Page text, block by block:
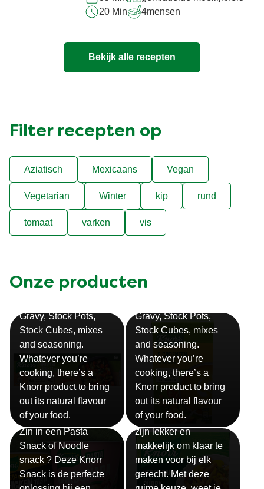
20 Min
4mensen
Bekijk alle recepten
Filter recepten op
Aziatisch Mexicaans Vegan
Vegetarian Winter kip rund
tomaat varken vis
Onze producten
Gravy, Stock Pots,
Stock Cubes, mixes
and seasoning.
Whatever you’re
cooking, there’s a
Knorr product to bring
out its natural flavour
of your food.
Gravy, Stock Pots,
Stock Cubes, mixes
and seasoning.
Whatever you’re
cooking, there’s a
Knorr product to bring
out its natural flavour
of your food.
Snackpots
Zin in een Pasta
Snack of Noodle
snack ? Deze Knorr
Snack is de perfecte
Sauzen
Onze Knorr sauzen
zijn lekker en
makkelijk om klaar te
maken voor bij elk
gerecht. Met deze